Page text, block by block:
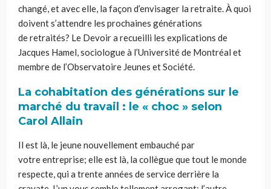
changé, et avec elle, la façon d’envisager la retraite. À quoi
doivent s’attendre les prochaines générations
de retraités? Le Devoir a recueilli les explications de
Jacques Hamel, sociologue à l’Université de Montréal et
membre de l’Observatoire Jeunes et Société.
La cohabitation des générations sur le
marché du travail : le « choc » selon
Carol Allain
Il est là, le jeune nouvellement embauché par
votreentreprise; elle est là, la collègue que tout le monde
respecte, qui a trente années de service derrière la